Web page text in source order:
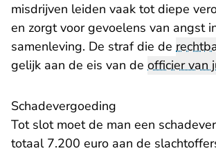
misdrijven leiden vaak tot diepe
en zorgt voor gevoelens van angst
samenleving. De straf die de
gelijk aan de eis van de officier van
Schadevergoeding
Tot slot moet de man een
totaal 7.200 euro aan de